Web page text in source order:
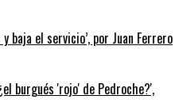
baja el servicio’, por Juan Ferrero